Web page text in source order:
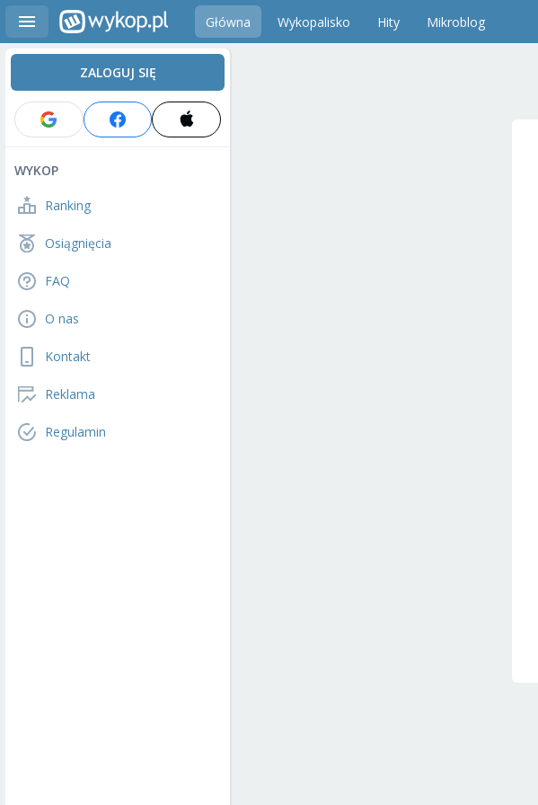
Główna Wykopalisko Hity Mikroblog
ZALOGUJ SIĘ
WYKOP
Ranking
Osiągnięcia
FAQ
O nas
Kontakt
Reklama
Regulamin